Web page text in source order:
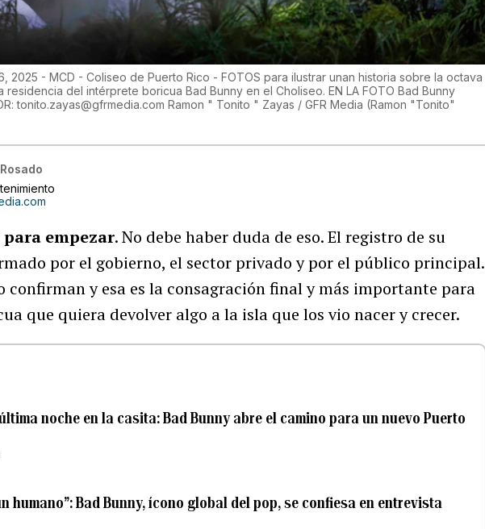
2025 - MCD - Coliseo de Puerto Rico - FOTOS para ilustrar unan historia sobre la octava
del intérprete boricua Bad Bunny en el Choliseo. EN LA FOTO Bad Bunny
tonito.zayas@gfrmedia.com Ramon " Tonito " Zayas / GFR Media (Ramon "Tonito"
empezar. No debe haber duda de eso. El registro de su
por el gobierno, el sector privado y por el público principal.
confirman y esa es la consagración final y más importante para
que quiera devolver algo a la isla que los vio nacer y crecer.
noche en la casita: Bad Bunny abre el camino para un nuevo Puerto
humano”: Bad Bunny, ícono global del pop, se confiesa en entrevista